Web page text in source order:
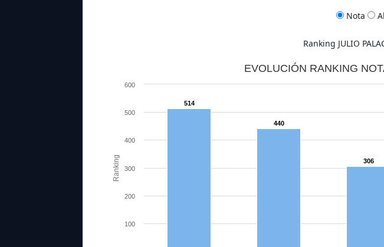
Nota
Ranking JULIO
Ranking
EVOLUCIÓN RANKING
514
440
306
200
400
600
100
300
500